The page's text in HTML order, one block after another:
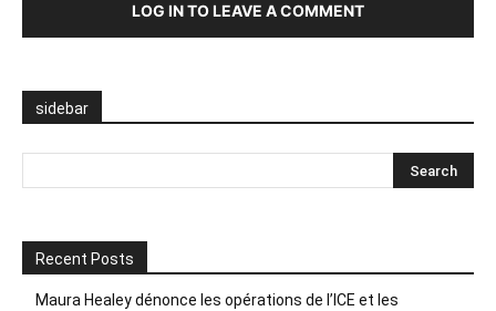
LOG IN TO LEAVE A COMMENT
sidebar
Recent Posts
Maura Healey dénonce les opérations de l’ICE et les